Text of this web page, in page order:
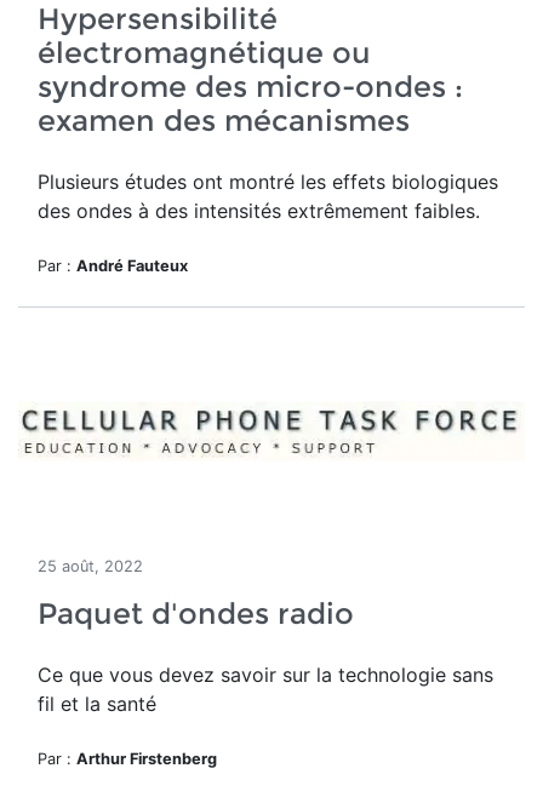
Hypersensibilité
électromagnétique ou
syndrome des micro-ondes :
examen des mécanismes
Plusieurs études ont montré les effets biologiques
des ondes à des intensités extrêmement faibles.
Par : André Fauteux
25 août, 2022
Paquet d'ondes radio
Ce que vous devez savoir sur la technologie sans
fil et la santé
Par : Arthur Firstenberg